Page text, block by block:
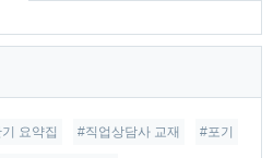
요약집 #직업상담사 교재 #포기